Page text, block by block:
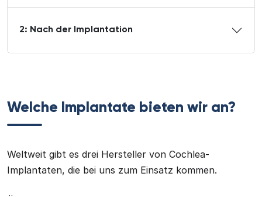
2: Nach der Implantation
Welche Implantate bieten wir an?
Weltweit gibt es drei Hersteller von Cochlea-
Implantaten, die bei uns zum Einsatz kommen.